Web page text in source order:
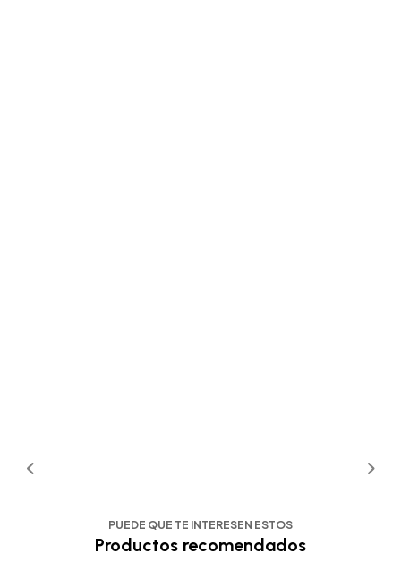
PUEDE QUE TE INTERESEN ESTOS
Productos recomendados